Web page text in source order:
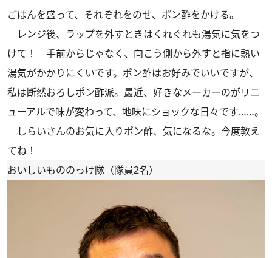
ごはんを盛って、それぞれをのせ、ポン酢をかける。
レンジ後、ラップを外すときはくれぐれも湯気に気をつ
けて！ 手前からじゃなく、向こう側から外すと指に熱い
湯気がかかりにくいです。ポン酢はお好みでいいですが、
私は断然おろしポン酢派。最近、好きなメーカーのがリニ
ューアルで味が変わって、地味にショックな日々です……。
しらいさんのお気に入りポン酢、気になるな。今度教え
てね！
おいしいもののっけ隊（隊員2名）